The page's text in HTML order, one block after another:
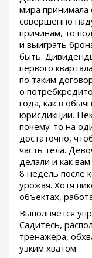
мира принимала
совершенно
причинам, то
и выиграть
быть.
первого
по таким
о
года, как в
юрисдикции.
почему-то на
достаточно,
часть тела.
делали и как
8 недель после
урожая. Хотя
объектах,
Выполняется
Садитесь,
тренажера,
узким хватом.